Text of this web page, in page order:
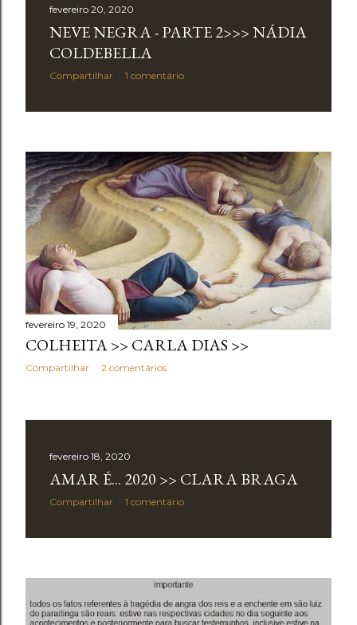
fevereiro 20, 2020
NEVE NEGRA - PARTE 2>>> NÁDIA
COLDEBELLA
Compartilhar 1 comentário
fevereiro 19, 2020
COLHEITA >> CARLA DIAS >>
Compartilhar 2 comentários
fevereiro 18, 2020
AMAR É... 2020 >> CLARA BRAGA
Compartilhar 1 comentário